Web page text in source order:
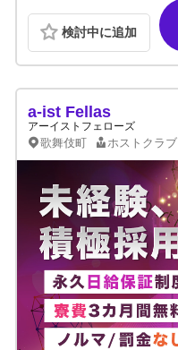
検討中に追加
a-ist Fellas
アーイストフェローズ
歌舞伎町 ホストクラブ